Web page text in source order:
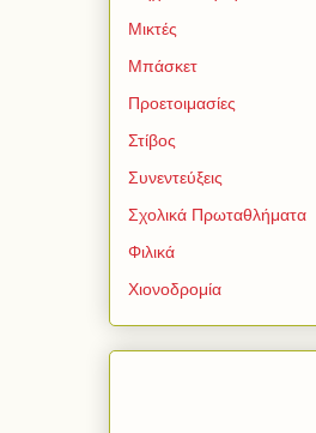
Μικτές
Μπάσκετ
Προετοιμασίες
Στίβος
Συνεντεύξεις
Σχολικά Πρωταθλήματα
Φιλικά
Χιονοδρομία